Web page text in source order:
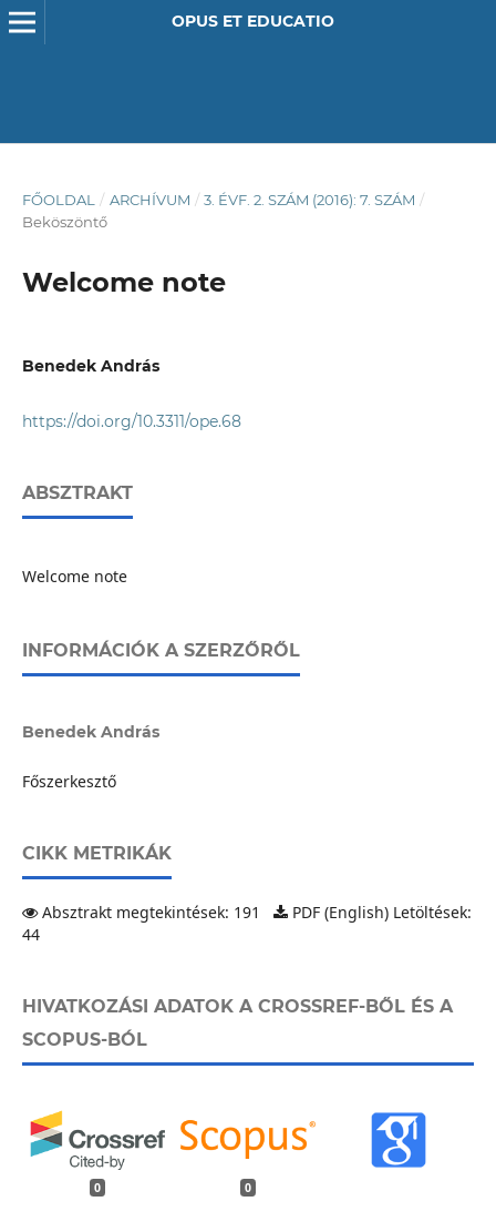
OPUS ET EDUCATIO
FŐOLDAL / ARCHÍVUM / 3. ÉVF. 2. SZÁM (2016): 7. SZÁM /
Beköszöntő
Welcome note
Benedek András
https://doi.org/10.3311/ope.68
ABSZTRAKT
Welcome note
INFORMÁCIÓK A SZERZŐRŐL
Benedek András
Főszerkesztő
CIKK METRIKÁK
Absztrakt megtekintések: 191
PDF (English) Letöltések:
44
HIVATKOZÁSI ADATOK A CROSSREF-BŐL ÉS A
SCOPUS-BÓL
0 0